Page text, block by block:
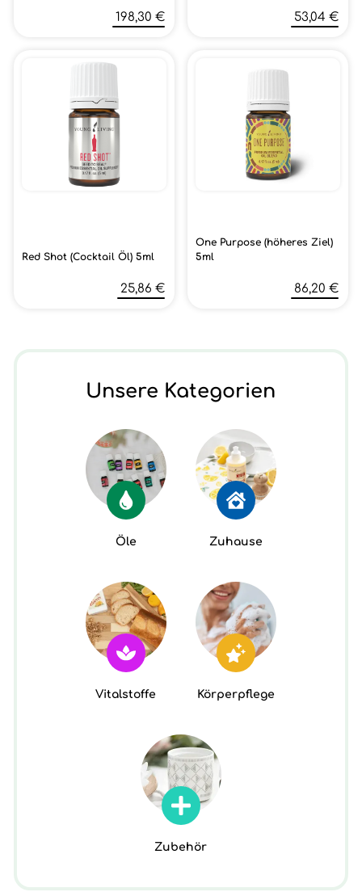
198,30 € 53,04 €
Red Shot (Cocktail Öl) 5ml
25,86 €
One Purpose (höheres Ziel)
5ml
86,20 €
Unsere Kategorien
Öle Zuhause
Vitalstoffe Körperpflege
Zubehör